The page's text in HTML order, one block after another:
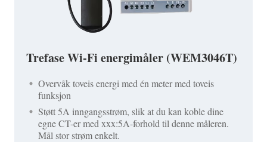
Trefase Wi-Fi energimåler (WEM3046T)
Overvåk toveis energi med én meter med toveis
funksjon
Støtt 5A inngangsstrøm, slik at du kan koble dine
egne CT-er med xxx:5A-forhold til denne måleren.
Mål stor strøm enkelt.